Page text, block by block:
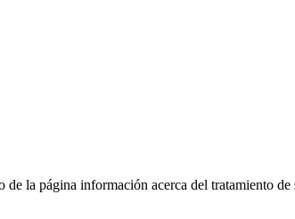
la página información acerca del tratamiento de